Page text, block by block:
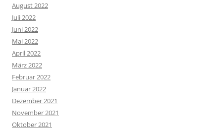
August 2022
Juli 2022
Juni 2022
Mai 2022
April 2022
März 2022
Februar 2022
Januar 2022
Dezember 2021
November 2021
Oktober 2021